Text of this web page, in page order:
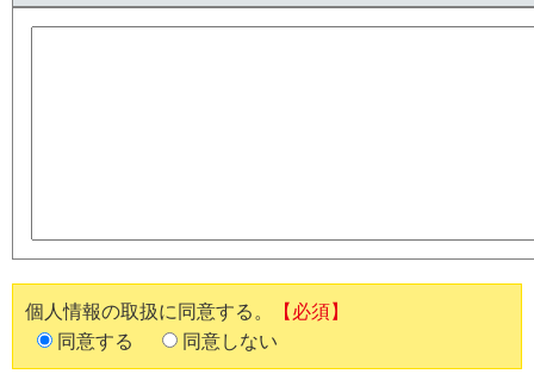
個人情報の取扱に同意する。
【必須】
同意する
同意しない